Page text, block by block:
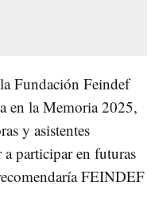
Fundación Feindef
en la Memoria 2025,
y asistentes
participar en futuras
FEINDEF